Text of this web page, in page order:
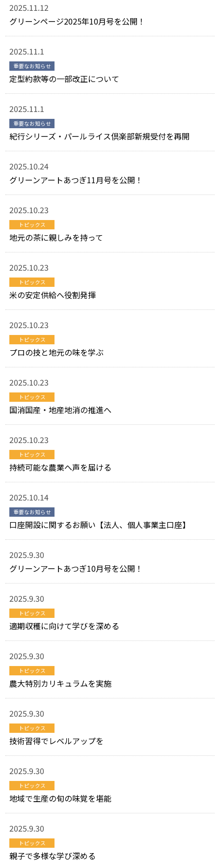
2025.11.12
グリーンページ2025年10月号を公開！
2025.11.1
重要なお知らせ
定型約款等の一部改正について
2025.11.1
重要なお知らせ
紀行シリーズ・パールライス倶楽部新規受付を再開
2025.10.24
グリーンアートあつぎ11月号を公開！
2025.10.23
トピックス
地元の茶に親しみを持って
2025.10.23
トピックス
米の安定供給へ役割発揮
2025.10.23
トピックス
プロの技と地元の味を学ぶ
2025.10.23
トピックス
国消国産・地産地消の推進へ
2025.10.23
トピックス
持続可能な農業へ声を届ける
2025.10.14
重要なお知らせ
口座開設に関するお願い【法人、個人事業主口座】
2025.9.30
グリーンアートあつぎ10月号を公開！
2025.9.30
トピックス
適期収穫に向けて学びを深める
2025.9.30
トピックス
農大特別カリキュラムを実施
2025.9.30
トピックス
技術習得でレベルアップを
2025.9.30
トピックス
地域で生産の旬の味覚を堪能
2025.9.30
トピックス
親子で多様な学び深める